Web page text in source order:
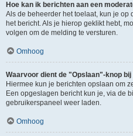
Hoe kan ik berichten aan een
Als de beheerder het toelaat, kun je
het bericht. Als je hierop geklikt hebt,
volgen om de melding te versturen.
Omhoog
Waarvoor dient de "Opslaan"-knop
Hiermee kun je berichten opslaan om
Een opgeslagen bericht kun je, via de
gebruikerspaneel weer laden.
Omhoog